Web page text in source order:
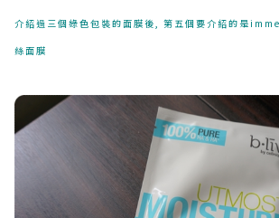
介紹過三個綠色包裝的面膜後, 第五個要介紹的是
絲面膜